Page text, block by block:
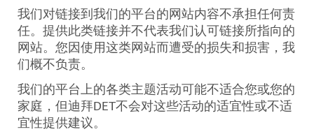
我们对链接到我们的平台的网站内容不承担任何责
任。提供此类链接并不代表我们认可链接所指向的
网站。您因使用这类网站而遭受的损失和损害，我
们概不负责。
我们的平台上的各类主题活动可能不适合您或您的
家庭，但迪拜DET不会对这些活动的适宜性或不适
宜性提供建议。